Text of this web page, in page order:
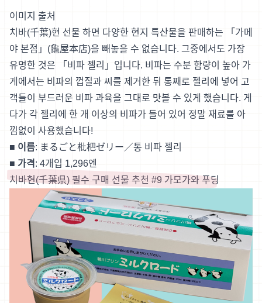
이미지 출처
치바(千葉)현 선물 하면 다양한 현지 특산물을 판매하는 「가메
야 본점」(龜屋本店)을 빼놓을 수 없습니다. 그중에서도 가장
유명한 것은 「비파 젤리」입니다. 비파는 수분 함량이 높아 가
게에서는 비파의 껍질과 씨를 제거한 뒤 통째로 젤리에 넣어 고
객들이 부드러운 비파 과육을 그대로 맛볼 수 있게 했습니다. 게
다가 각 젤리에 한 개 이상의 비파가 들어 있어 정말 재료를 아
낌없이 사용했습니다!
■ 이름: まるごと枇杷ゼリー／통 비파 젤리
■ 가격 : 4개입 1,296엔
치바현(千葉県) 필수 구매 선물 추천 #9 가모가와 푸딩